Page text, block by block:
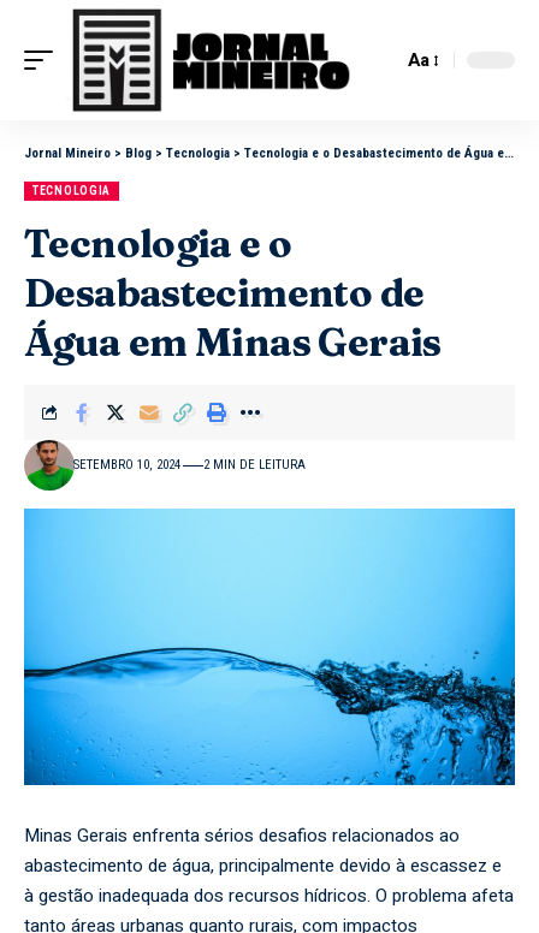
Aa
Jornal Mineiro > Blog > Tecnologia > Tecnologia e o Desabastecimento de Água em Minas Gerais
TECNOLOGIA
Tecnologia e o
Desabastecimento de
Água em Minas Gerais
SETEMBRO 10, 2024 2 MIN DE LEITURA
Minas Gerais enfrenta sérios desafios relacionados ao
abastecimento de água, principalmente devido à escassez e
à gestão inadequada dos recursos hídricos. O problema afeta
tanto áreas urbanas quanto rurais, com impactos